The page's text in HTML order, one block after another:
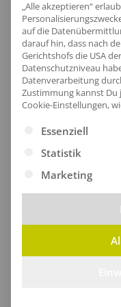
Die komfortable
„Alle akzeptieren“
auf die
darauf hin, dass nach
Gerichtshofs die USA
Datenschutzniveau
Datenverarbeitung
Zustimmung kannst Du
Cookie-Einstellungen,
Es folgt eine
Essenziell
Statistik
Marketing